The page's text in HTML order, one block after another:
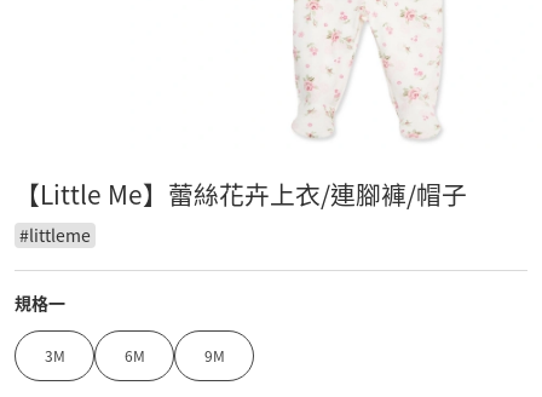
【Little Me】蕾絲花卉上衣/連腳褲/帽子
#littleme
規格一
3M 6M 9M